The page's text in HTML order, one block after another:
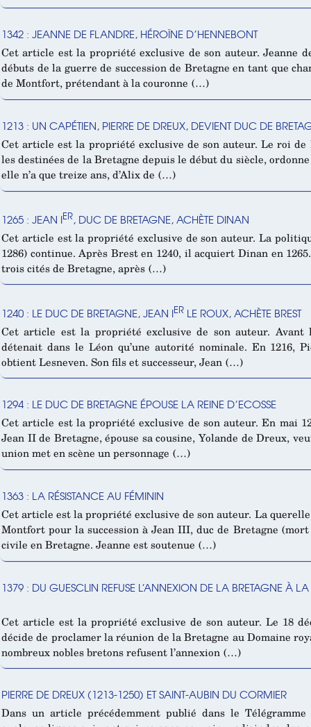
1342 : JEANNE DE FLANDRE, HÉROÏNE D’HENNEBONT
Cet article est la propriété exclusive de son auteur. Jeanne
débuts de la guerre de succession de Bretagne en tant que
de Montfort, prétendant à la couronne (…)
1213 : UN CAPÉTIEN, PIERRE DE DREUX, DEVIENT DUC DE
Cet article est la propriété exclusive de son auteur. Le roi
les destinées de la Bretagne depuis le début du siècle,
elle n’a que treize ans, d’Alix de (…)
1265 : JEAN IER, DUC DE BRETAGNE, ACHÈTE DINAN
Cet article est la propriété exclusive de son auteur. La
1286) continue. Après Brest en 1240, il acquiert Dinan en
trois cités de Bretagne, après (…)
1240 : LE DUC DE BRETAGNE, JEAN IER LE ROUX, ACHÈTE BREST
Cet article est la propriété exclusive de son auteur.
détenait dans le Léon qu’une autorité nominale. En 1216,
obtient Lesneven. Son fils et successeur, Jean (…)
1294 : LE DUC DE BRETAGNE ÉPOUSE LA REINE D’ECOSSE
Cet article est la propriété exclusive de son auteur. En mai
Jean II de Bretagne, épouse sa cousine, Yolande de Dreux,
union met en scène un personnage (…)
1363 : LA RÉSISTANCE AU FÉMININ
Cet article est la propriété exclusive de son auteur. La
Montfort pour la succession à Jean III, duc de Bretagne
civile en Bretagne. Jeanne est soutenue (…)
1379 : DU GUESCLIN REFUSE L’ANNEXION DE LA BRETAGNE À
Cet article est la propriété exclusive de son auteur. Le 18
décide de proclamer la réunion de la Bretagne au Domaine
nombreux nobles bretons refusent l’annexion (…)
PIERRE DE DREUX (1213-1250) ET SAINT-AUBIN DU CORMIER
Dans un article précédemment publié dans le